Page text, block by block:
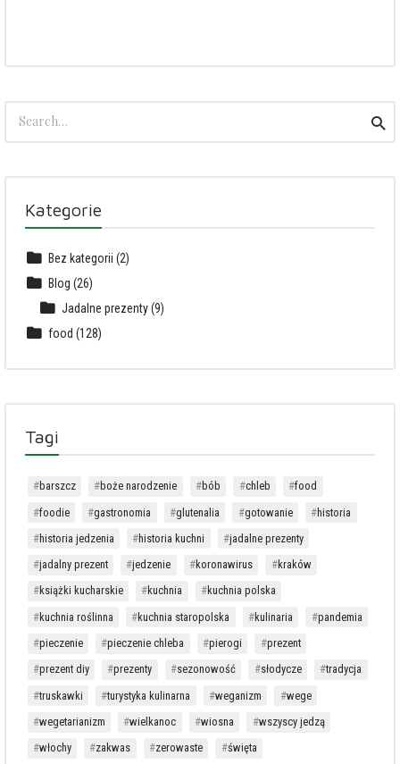
for:
Kategorie
Bez kategorii (2)
Blog (26)
Jadalne prezenty(9)
food (128)
Tagi
barszcz boże narodzenie bób chleb
food
foodie
gastronomia glutenalia gotowanie
historia
historia jedzenia
historia kuchni
jadalne prezenty
jadalny prezent
jedzenie koronawirus
kraków
książki kucharskie
kuchnia
kuchnia polska
kuchnia roślinna
kuchnia staropolska kulinaria
pandemia
pieczenie
pieczenie chleba pierogi
prezent
prezent diy
prezenty sezonowość słodycze
tradycja
truskawki
turystyka kulinarna weganizm
wege
wegetarianizm
wielkanoc wiosna
wszyscy jedzą
włochy
zakwas zerowaste święta